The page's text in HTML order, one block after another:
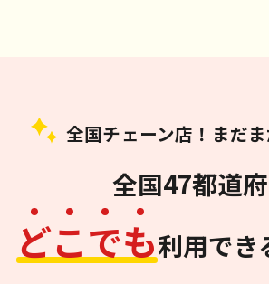
全国チェーン店！まだ
全国47都道
どこでも利用でき